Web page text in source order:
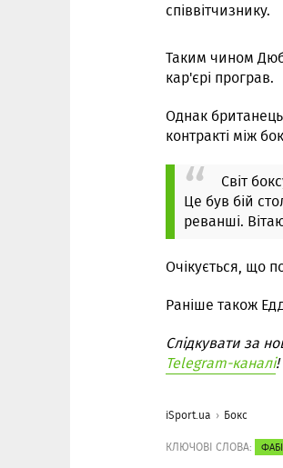
співвітчизнику.
Таким чином
кар'єрі програв.
Однак
контракті між
Світ
Це був бій
реванші.
Очікується, що
Раніше також
Слідкувати за
Telegram-каналі!
iSport.ua Бокс
КЛЮЧОВІ СЛОВА: